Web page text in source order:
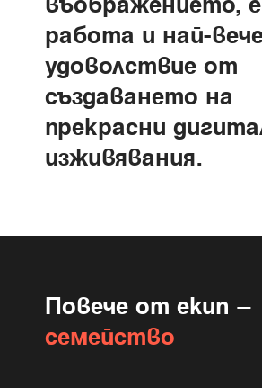
въображението,
работа и най-
удоволствие от
създаването на
прекрасни
изживявания.
Повече от екип –
семейство